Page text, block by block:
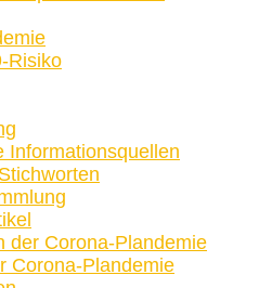
Risiko
Informationsquellen
der Corona-Plandemie
Corona-Plandemie